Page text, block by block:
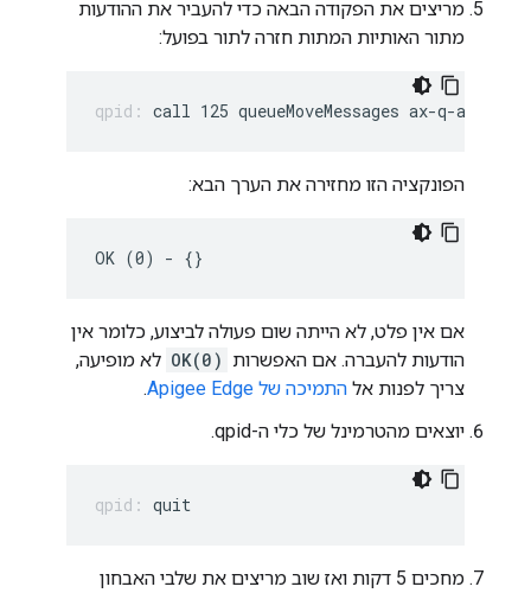
מריצים את הפקודה הבאה כדי להעביר את ההודעות
מתור האותיות המתות חזרה לתור בפועל:
call 125 queueMoveMessages ax-q-
הפונקציה הזו מחזירה את הערך הבא:
OK (0) - {}
אם אין פלט, לא הייתה שום פעולה לביצוע, כלומר אין
הודעות להעברה. אם האפשרות OK(0) לא מופיעה,
צריך לפנות אל התמיכה של Apigee Edge
.
יוצאים מהטרמינל של כלי ה-qpid.
quit
מחכים 5 דקות ואז שוב מריצים את שלבי האבחון